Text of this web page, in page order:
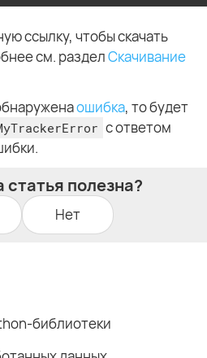
ссылку, чтобы скачать
см. разделСкачивание
ошибка, то будет
с ответом
статья полезна?
Нет
библиотеки